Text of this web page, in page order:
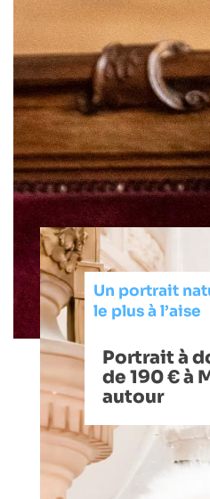
Un portrait
le plus à l’aise
Portrait à
de 190 € à
autour